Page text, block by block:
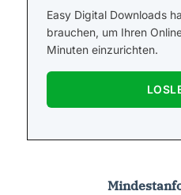
Easy Digital Downloads
brauchen, um Ihren
Minuten einzurichten.